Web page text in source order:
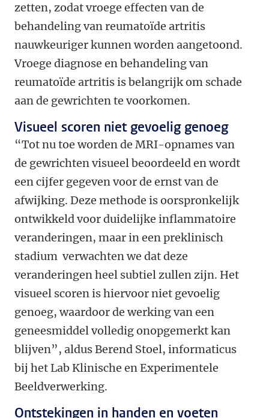
zetten, zodat vroege effecten van de
behandeling van reumatoïde artritis
nauwkeuriger kunnen worden aangetoond.
Vroege diagnose en behandeling van
reumatoïde artritis is belangrijk om schade
aan de gewrichten te voorkomen.
Visueel scoren niet gevoelig genoeg
“Tot nu toe worden de MRI-opnames van
de gewrichten visueel beoordeeld en wordt
een cijfer gegeven voor de ernst van de
afwijking. Deze methode is oorspronkelijk
ontwikkeld voor duidelijke inflammatoire
veranderingen, maar in een preklinisch
stadium verwachten we dat deze
veranderingen heel subtiel zullen zijn. Het
visueel scoren is hiervoor niet gevoelig
genoeg, waardoor de werking van een
geneesmiddel volledig onopgemerkt kan
blijven”, aldus Berend Stoel, informaticus
bij het Lab Klinische en Experimentele
Beeldverwerking.
Ontstekingen in handen en voeten